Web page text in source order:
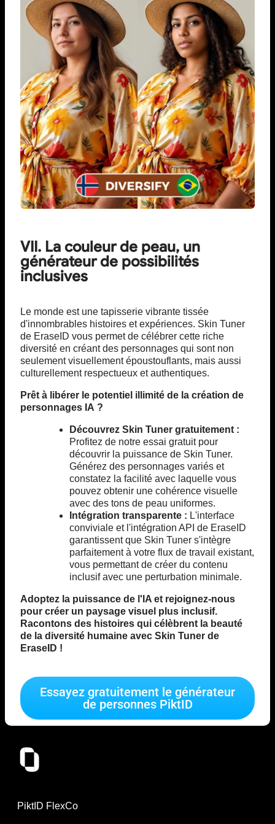
VII. La couleur de peau, un
générateur de possibilités
inclusives
Le monde est une tapisserie vibrante tissée
d'innombrables histoires et expériences. Skin Tuner
de EraseID vous permet de célébrer cette riche
diversité en créant des personnages qui sont non
seulement visuellement époustouflants, mais aussi
culturellement respectueux et authentiques.
Prêt à libérer le potentiel illimité de la création de
personnages IA ?
Découvrez Skin Tuner gratuitement :
Profitez de notre essai gratuit pour
découvrir la puissance de Skin Tuner.
Générez des personnages variés et
constatez la facilité avec laquelle vous
pouvez obtenir une cohérence visuelle
avec des tons de peau uniformes.
Intégration transparente : L'interface
conviviale et l'intégration API de EraseID
garantissent que Skin Tuner s'intègre
parfaitement à votre flux de travail existant,
vous permettant de créer du contenu
inclusif avec une perturbation minimale.
Adoptez la puissance de l'IA et rejoignez-nous
pour créer un paysage visuel plus inclusif.
Racontons des histoires qui célèbrent la beauté
de la diversité humaine avec Skin Tuner de
EraseID !
Essayez gratuitement le générateur
de personnes PiktID
PiktID FlexCo